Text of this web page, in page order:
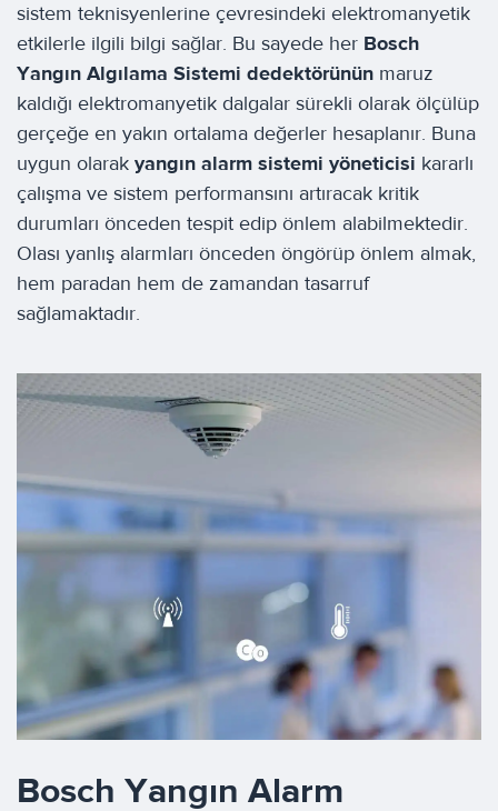
sistem teknisyenlerine çevresindeki elektromanyetik
etkilerle ilgili bilgi sağlar. Bu sayede her Bosch
Yangın Algılama Sistemi dedektörünün maruz
kaldığı elektromanyetik dalgalar sürekli olarak ölçülüp
gerçeğe en yakın ortalama değerler hesaplanır. Buna
uygun olarak yangın alarm sistemi yöneticisi kararlı
çalışma ve sistem performansını artıracak kritik
durumları önceden tespit edip önlem alabilmektedir.
Olası yanlış alarmları önceden öngörüp önlem almak,
hem paradan hem de zamandan tasarruf
sağlamaktadır.
Bosch Yangın Alarm